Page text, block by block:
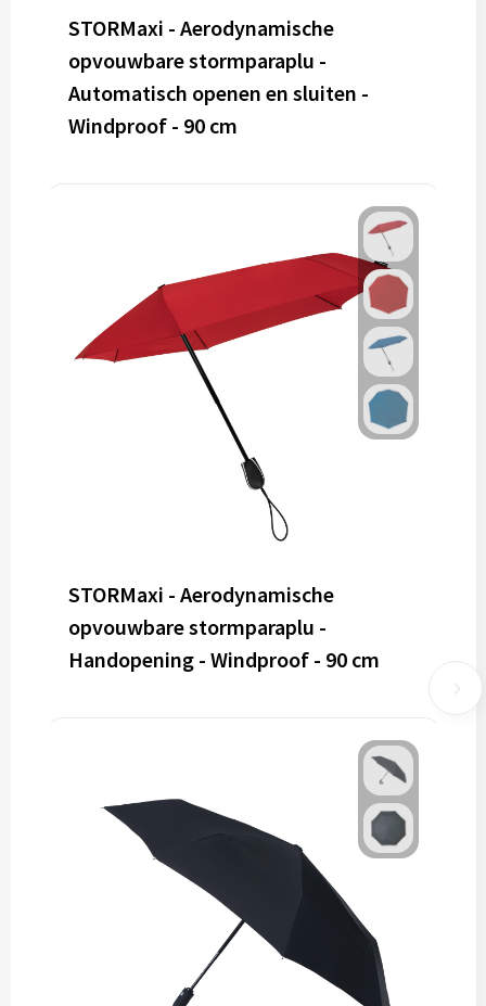
STORMaxi - Aerodynamische
opvouwbare stormparaplu -
Automatisch openen en sluiten -
Windproof - 90 cm
STORMaxi - Aerodynamische
opvouwbare stormparaplu -
Handopening - Windproof - 90 cm